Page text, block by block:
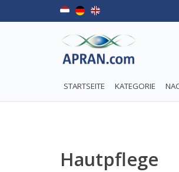
STARTSEITE KATEGORIE
Hautpflege